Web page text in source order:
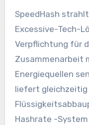
SpeedHash
Excessive-Tech-
Verpflichtung für
Zusammenarbeit
Energiequellen
liefert gleichzeitig
Hashrate -